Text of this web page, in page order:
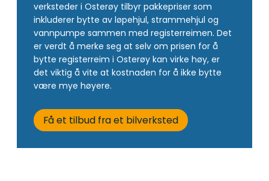
verksteder i Osterøy tilbyr pakkepriser som
inkluderer bytte av løpehjul, strammehjul og
vannpumpe sammen med registerreimen. Det
er verdt å merke seg at selv om prisen for å
bytte registerreim i Osterøy kan virke høy, er
det viktig å vite at kostnaden for å ikke bytte
være mye høyere.
Få et tilbud fra et bilverksted